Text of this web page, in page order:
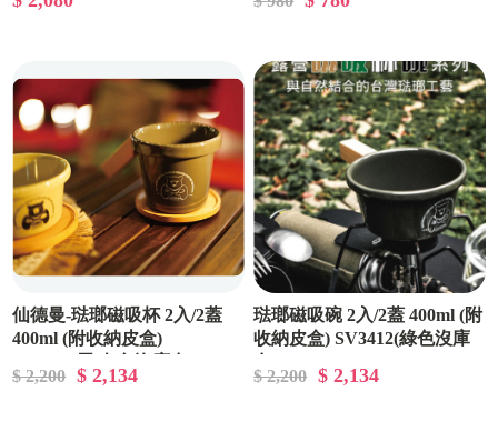
收納袋） 任選 《加贈杯瓶清潔刷》
仙德曼-琺瑯磁吸杯 2入/2蓋
400ml (附收納皮盒)
$ 2,200 $ 2,134
琺瑯磁吸碗 2入/2蓋 400ml (附
收納皮盒) SV3412(綠色沒庫
$ 2,200 $ 2,134